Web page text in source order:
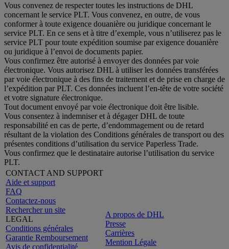
Vous convenez de respecter toutes les instructions de DHL
concernant le service PLT. Vous convenez, en outre, de vous
conformer à toute exigence douanière ou juridique concernant le
service PLT. En ce sens et à titre d’exemple, vous n’utiliserez pas le
service PLT pour toute expédition soumise par exigence douanière
ou juridique à l’envoi de documents papier.
Vous confirmez être autorisé à envoyer des données par voie
électronique. Vous autorisez DHL à utiliser les données transférées
par voie électronique à des fins de traitement et de prise en charge de
l’expédition par PLT. Ces données incluent l’en-tête de votre société
et votre signature électronique.
Tout document envoyé par voie électronique doit être lisible.
Vous consentez à indemniser et à dégager DHL de toute
responsabilité en cas de perte, d’endommagement ou de retard
résultant de la violation des Conditions générales de transport ou des
présentes conditions d’utilisation du service Paperless Trade.
Vous confirmez que le destinataire autorise l’utilisation du service
PLT.
CONTACT AND SUPPORT
Aide et support
FAQ
Contactez-nous
Rechercher un site
LEGAL
Conditions générales
Garantie Remboursement
Avis de confidentialité
A propos de DHL
Presse
Carrières
Mention Légale